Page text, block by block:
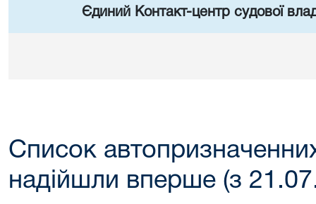
Єдиний Контакт-центр судової
Список
надійшли вперше (з